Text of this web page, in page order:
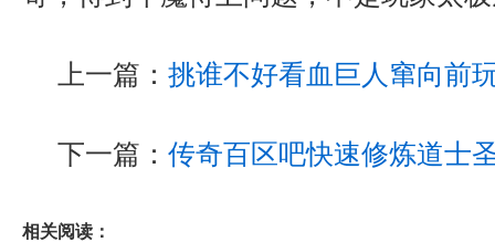
上一篇： 挑谁不好看血巨人窜向前
下一篇： 传奇百区吧快速修炼道士
相关阅读：